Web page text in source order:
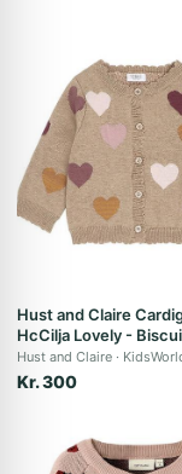
Hust and Claire
HcCilja Lovely -
Hust and Claire
Kr. 300